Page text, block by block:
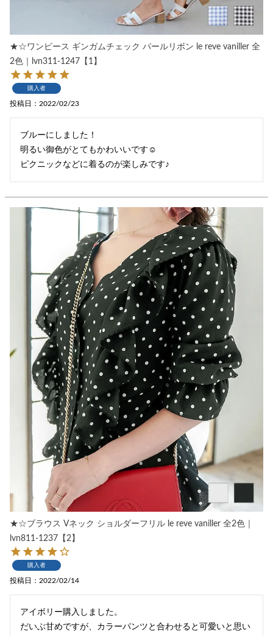
★☆ワンピース ギンガムチェック パールリボン le reve vaniller 全
2色｜lvn311-1247【1】
購入者
投稿日 2022/02/23
ブルーにしました！
明るい御色がとてもかわいいです☺︎
ピクニックなどに着るのが楽しみです♪
★☆ブラウス Vネック ショルダーフリル le reve vaniller 全2色｜
lvn811-1237【2】
購入者
投稿日 2022/02/14
アイボリー購入しました。
だいぶ甘めですが、カラーパンツと合わせると可愛いと思い